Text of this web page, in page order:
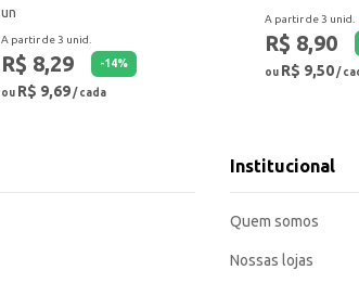
un
A partir de 3 unid.
R$ 8,29 -14%
ou R$ 9,69/ cada
A partir de 3 unid.
R$ 8,90
ou R$ 9,50/
Institucional
Quem somos
Nossas lojas